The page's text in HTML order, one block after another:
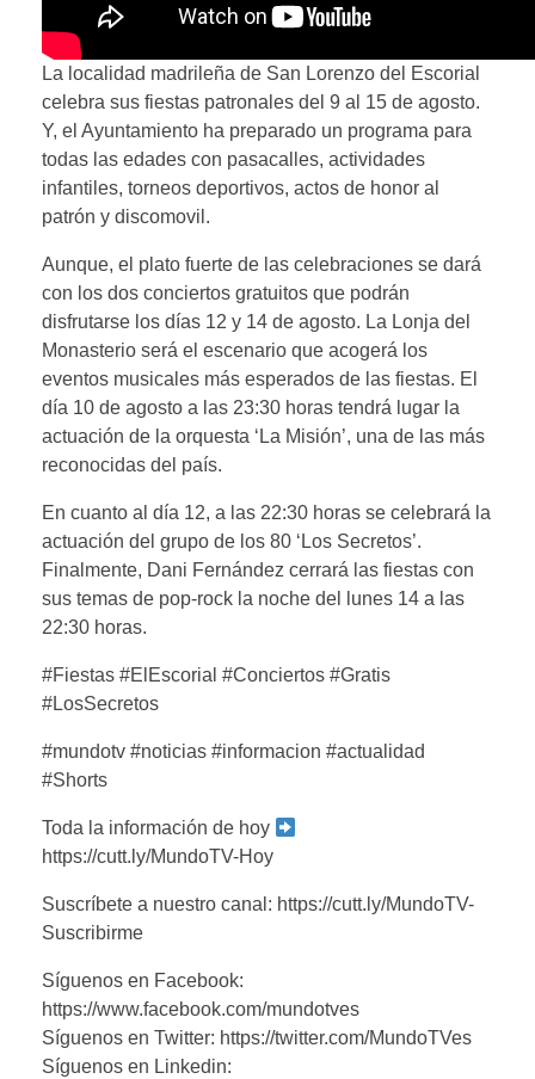
La localidad madrileña de San Lorenzo del Escorial
celebra sus fiestas patronales del 9 al 15 de agosto.
Y, el Ayuntamiento ha preparado un programa para
todas las edades con pasacalles, actividades
infantiles, torneos deportivos, actos de honor al
patrón y discomovil.
Aunque, el plato fuerte de las celebraciones se dará
con los dos conciertos gratuitos que podrán
disfrutarse los días 12 y 14 de agosto. La Lonja del
Monasterio será el escenario que acogerá los
eventos musicales más esperados de las fiestas. El
día 10 de agosto a las 23:30 horas tendrá lugar la
actuación de la orquesta ‘La Misión’, una de las más
reconocidas del país.
En cuanto al día 12, a las 22:30 horas se celebrará la
actuación del grupo de los 80 ‘Los Secretos’.
Finalmente, Dani Fernández cerrará las fiestas con
sus temas de pop-rock la noche del lunes 14 a las
22:30 horas.
#Fiestas #ElEscorial #Conciertos #Gratis
#LosSecretos
#mundotv #noticias #informacion #actualidad
#Shorts
Toda la información de hoy
https://cutt.ly/MundoTV-Hoy
Suscríbete a nuestro canal: https://cutt.ly/MundoTV-
Suscribirme
Síguenos en Facebook:
https://www.facebook.com/mundotves
Síguenos en Twitter: https://twitter.com/MundoTVes
Síguenos en Linkedin: